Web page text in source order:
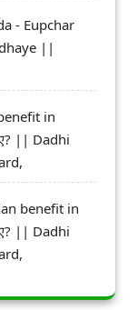
- Eupchar
||
in
|| Dadhi
benefit in
|| Dadhi